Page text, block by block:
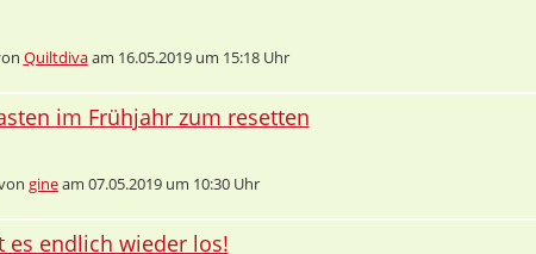
Quiltdivaam 16.05.2019 um 15:18 Uhr
im Frühjahr zum resetten
gineam 07.05.2019 um 10:30 Uhr
es endlich wieder los!